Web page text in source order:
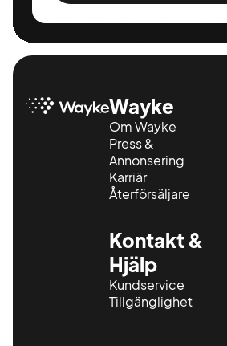
Wayke
Om Wayke
Press &
Annonsering
Karriär
Återförsäljare
Kontakt &
Hjälp
Kundservice
Tillgänglighet